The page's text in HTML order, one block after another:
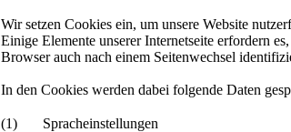
Wir setzen Cookies ein, um unsere Website
Einige Elemente unserer Internetseite erfordern
Browser auch nach einem Seitenwechsel
In den Cookies werden dabei folgende Daten
(1) Spracheinstellungen